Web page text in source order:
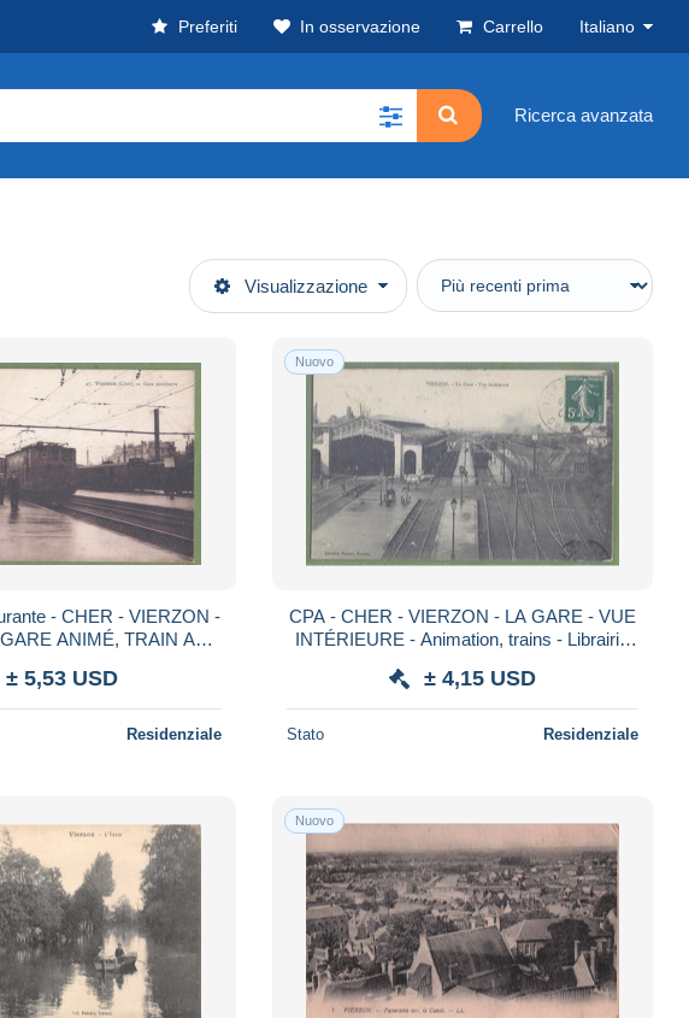
Preferiti In osservazione Carrello Italiano
Ricerca avanzata
Visualizzazione
ANIMÉ, TRAIN A
Poivert /47
± 5,53 USD
Residenziale
Nuovo
CPA - CHER - VIERZON - LA GARE - VUE
INTÉRIEURE - Animation, trains - Librairie
± 4,15 USD
Stato Residenziale
Nuovo